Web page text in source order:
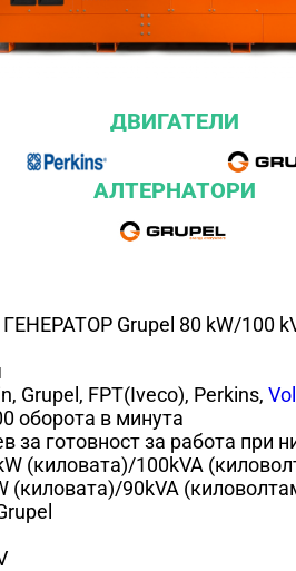
ДВИГАТЕЛИ
АЛТЕРНАТОРИ
Grupel 80 kW/100
Grupel, FPT(Iveco), Perkins,
оборота в минута
за готовност за работа при
(киловата)/100kVA
90kVA